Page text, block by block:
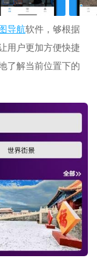
导航软件，够根据
用户更加方便快捷
了解当前位置下的